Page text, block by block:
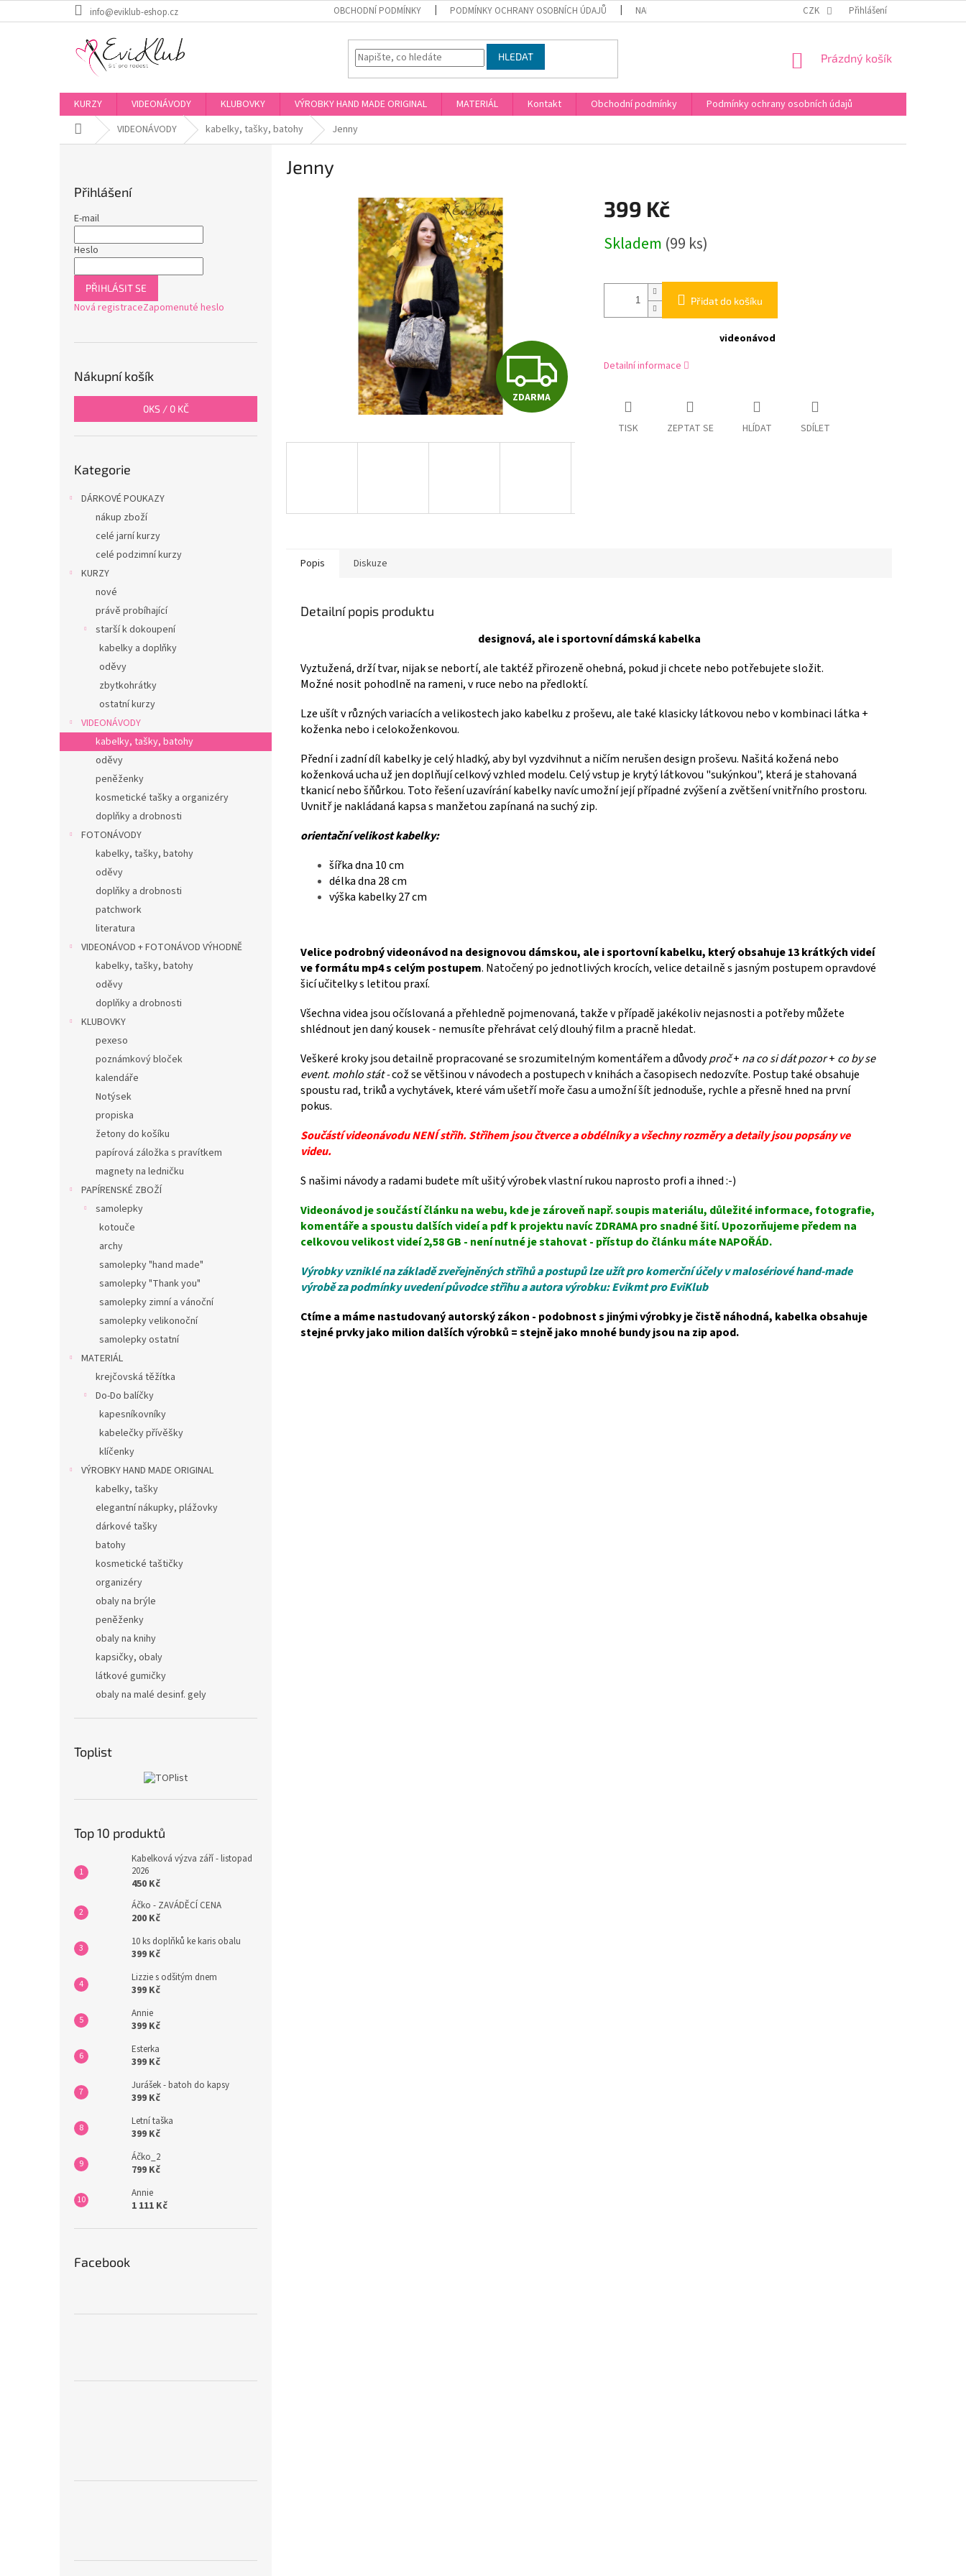
na
info@eviklub-eshop.cz OBCHODNÍ PODMÍNKY PODMÍNKY OCHRANY OSOBNÍCH ÚDAJŮ NAPIŠTE NÁM WEB EVIKLUBU S KURZY
CZK Přihlášení
HLEDAT
NÁKUPNÍ
Prázdný košík
KURZY VIDEONÁVODY KLUBOVKY VÝROBKY HAND MADE ORIGINAL MATERIÁL Kontakt Obchodní podmínky
Podmínky ochrany osobních údajů
Domů VIDEONÁVODY kabelky, tašky, batohy Jenny
Přihlášení
E-mail
Heslo
PŘIHLÁSIT SE
Nová registraceZapomenuté heslo
Nákupní košík
0KS / 0 KČ
kategorie
Kategorie
DÁRKOVÉ POUKAZY
nákup zboží
celé jarní kurzy
celé podzimní kurzy
KURZY
nové
právě probíhající
starší k dokoupení
kabelky a doplňky
oděvy
zbytkohrátky
ostatní kurzy
VIDEONÁVODY
kabelky, tašky, batohy
oděvy
peněženky
kosmetické tašky a organizéry
doplňky a drobnosti
FOTONÁVODY
kabelky, tašky, batohy
oděvy
doplňky a drobnosti
patchwork
literatura
VIDEONÁVOD + FOTONÁVOD VÝHODNĚ
kabelky, tašky, batohy
oděvy
doplňky a drobnosti
KLUBOVKY
pexeso
poznámkový bloček
kalendáře
Notýsek
propiska
žetony do košíku
papírová záložka s pravítkem
magnety na ledničku
PAPÍRENSKÉ ZBOŽÍ
samolepky
kotouče
archy
samolepky "hand made"
samolepky "Thank you"
samolepky zimní a vánoční
samolepky velikonoční
samolepky ostatní
MATERIÁL
krejčovská těžítka
Do-Do balíčky
kapesníkovníky
kabelečky přívěšky
klíčenky
VÝROBKY HAND MADE ORIGINAL
kabelky, tašky
elegantní nákupky, plážovky
dárkové tašky
batohy
kosmetické taštičky
organizéry
obaly na brýle
peněženky
obaly na knihy
kapsičky, obaly
látkové gumičky
obaly na malé desinf. gely
Toplist
Top 10 produktů
Kabelková výzva září - listopad
2026
450 Kč
Áčko - ZAVÁDĚCÍ CENA
200 Kč
10 ks doplňků ke karis obalu
399 Kč
Lizzie s odšitým dnem
399 Kč
Annie
399 Kč
Esterka
399 Kč
Jurášek - batoh do kapsy
399 Kč
Letní taška
399 Kč
Áčko_2
799 Kč
Annie
1 111 Kč
Facebook
Jenny
Z
D
R
A
ZDARMA
399 Kč
cena:
Skladem (99 ks)
Přidat do košíku
videonávod
Detailní informace
TISK ZEPTAT SE HLÍDAT SDÍLET
Popis Diskuze
Detailní popis produktu
designová, ale i sportovní dámská kabelka
Vyztužená, drží tvar, nijak se nebortí, ale taktéž přirozeně ohebná, pokud ji chcete nebo potřebujete složit.
Možné nosit pohodlně na rameni, v ruce nebo na předloktí.
Lze ušít v různých variacích a velikostech jako kabelku z proševu, ale také klasicky látkovou nebo v kombinaci látka +
koženka nebo i celokoženkovou.
Přední i zadní díl kabelky je celý hladký, aby byl vyzdvihnut a ničím nerušen design proševu. Našitá kožená nebo
koženková ucha už jen doplňují celkový vzhled modelu. Celý vstup je krytý látkovou "sukýnkou", která je stahovaná
tkanicí nebo šňůrkou. Toto řešení uzavírání kabelky navíc umožní její případné zvýšení a zvětšení vnitřního prostoru.
Uvnitř je nakládaná kapsa s manžetou zapínaná na suchý zip.
orientační velikost kabelky:
šířka dna 10 cm
délka dna 28 cm
výška kabelky 27 cm
Velice podrobný videonávod na designovou dámskou, ale i sportovní kabelku, který obsahuje 13 krátkých videí
ve formátu mp4 s celým postupem. Natočený po jednotlivých krocích, velice detailně s jasným postupem opravdové
šicí učitelky s letitou praxí.
Všechna videa jsou očíslovaná a přehledně pojmenovaná, takže v případě jakékoliv nejasnosti a potřeby můžete
shlédnout jen daný kousek - nemusíte přehrávat celý dlouhý film a pracně hledat.
Veškeré kroky jsou detailně propracované se srozumitelným komentářem a důvodyproč+ na co si dát pozor+ co by se
event. mohlo stát -což se většinou v návodech a postupech v knihách a časopisech nedozvíte. Postup také obsahuje
spoustu rad, triků a vychytávek, které vám ušetří moře času a umožní šít jednoduše, rychle a přesně hned na první
pokus.
Součástí videonávodu NENÍ střih. Střihem jsou čtverce a obdélníky a všechny rozměry a detaily jsou popsány ve
videu.
S našimi návody a radami budete mít ušitý výrobek vlastní rukou naprosto profi a ihned :-)
Videonávod je součástí článku na webu, kde je zároveň např. soupis materiálu, důležité informace, fotografie,
komentáře a spoustu dalších videí a pdf k projektu navíc ZDRAMA pro snadné šití. Upozorňujeme předem na
celkovou velikost videí 2,58 GB - není nutné je stahovat - přístup do článku máte NAPOŘÁD.
Výrobky vzniklé na základě zveřejněných střihů a postupů lze užít pro komerční účely v malosériové hand-made
výrobě za podmínky uvedení původce střihu a autora výrobku: Evikmt pro EviKlub
Ctíme a máme nastudovaný autorský zákon - podobnost s jinými výrobky je čistě náhodná, kabelka obsahuje
stejné prvky jako milion dalších výrobků = stejně jako mnohé bundy jsou na zip apod.